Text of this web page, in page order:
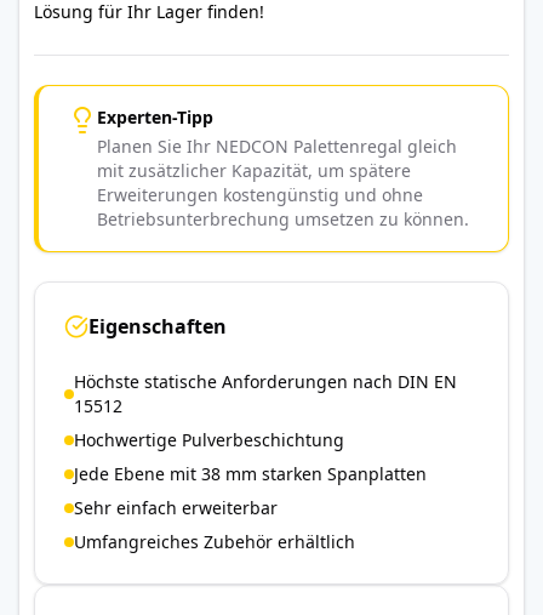
Lösung für Ihr Lager finden!
Experten-Tipp
Planen Sie Ihr NEDCON Palettenregal gleich
mit zusätzlicher Kapazität, um spätere
Erweiterungen kostengünstig und ohne
Betriebsunterbrechung umsetzen zu können.
Eigenschaften
Höchste statische Anforderungen nach DIN EN
15512
Hochwertige Pulverbeschichtung
Jede Ebene mit 38 mm starken Spanplatten
Sehr einfach erweiterbar
Umfangreiches Zubehör erhältlich